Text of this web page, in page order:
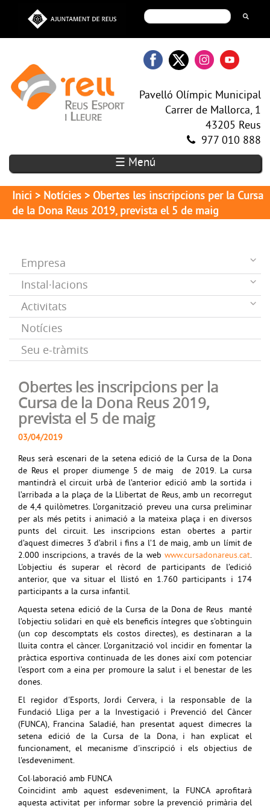
Pavelló Olímpic Municipal
Carrer de Mallorca, 1
43205 Reus
977 010 888
☰ Menú
Inici > Notícies > Obertes les inscripcions per la Cursa
de la Dona Reus 2019, prevista el 5 de maig
Empresa
Instal·lacions
Activitats
Notícies
Seu e-tràmits
Obertes les inscripcions per la
Cursa de la Dona Reus 2019,
prevista el 5 de maig
03/04/2019
Reus serà escenari de la setena edició de la Cursa de la Dona
de Reus el proper diumenge 5 de maig de 2019. La cursa
mantindrà el circuit urbà de l’anterior edició amb la sortida i
l’arribada a la plaça de la Llibertat de Reus, amb un recorregut
de 4,4 quilòmetres. L’organització preveu una cursa preliminar
per als més petits i animació a la mateixa plaça i en diversos
punts del circuit. Les inscripcions estan obertes a partir
d’aquest dimecres 3 d’abril i fins a l’1 de maig, amb un límit de
2.000 inscripcions, a través de la web www.cursadonareus.cat.
L'objectiu és superar el rècord de participants de l’edició
anterior, que va situar el llistó en 1.760 participants i 174
participants a la cursa infantil.
Aquesta setena edició de la Cursa de la Dona de Reus manté
l’objectiu solidari en què els beneficis íntegres que s’obtinguin
(un cop descomptats els costos directes), es destinaran a la
lluita contra el càncer. L’organització vol incidir en fomentar la
pràctica esportiva continuada de les dones així com potenciar
l’esport com a eina per promoure la salut i el benestar de les
dones.
El regidor d'Esports, Jordi Cervera, i la responsable de la
Fundació Lliga per a la Investigació i Prevenció del Càncer
(FUNCA), Francina Saladié, han presentat aquest dimecres la
setena edició de la Cursa de la Dona, i han explicat el
funcionament, el mecanisme d'inscripció i els objectius de
l'esdeveniment.
Col·laboració amb FUNCA
Coincidint amb aquest esdeveniment, la FUNCA aprofitarà
aquesta activitat per informar sobre la prevenció primària del